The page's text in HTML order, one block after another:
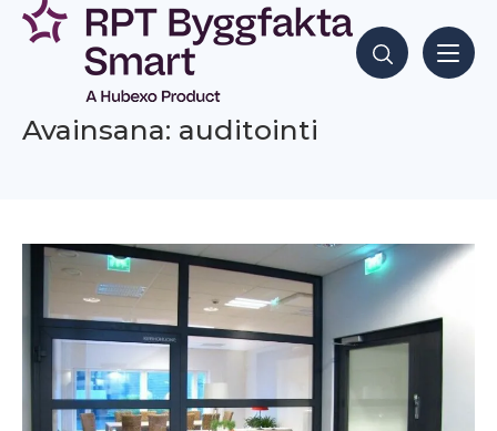
Siirry
sisältöön
Hae sisältöjä
Avainsana: auditointi